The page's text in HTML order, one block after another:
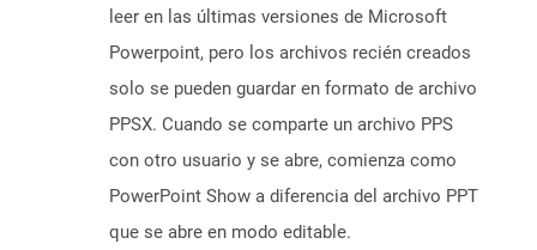
leer en las últimas versiones de Microsoft
Powerpoint, pero los archivos recién creados
solo se pueden guardar en formato de archivo
PPSX. Cuando se comparte un archivo PPS
con otro usuario y se abre, comienza como
PowerPoint Show a diferencia del archivo PPT
que se abre en modo editable.